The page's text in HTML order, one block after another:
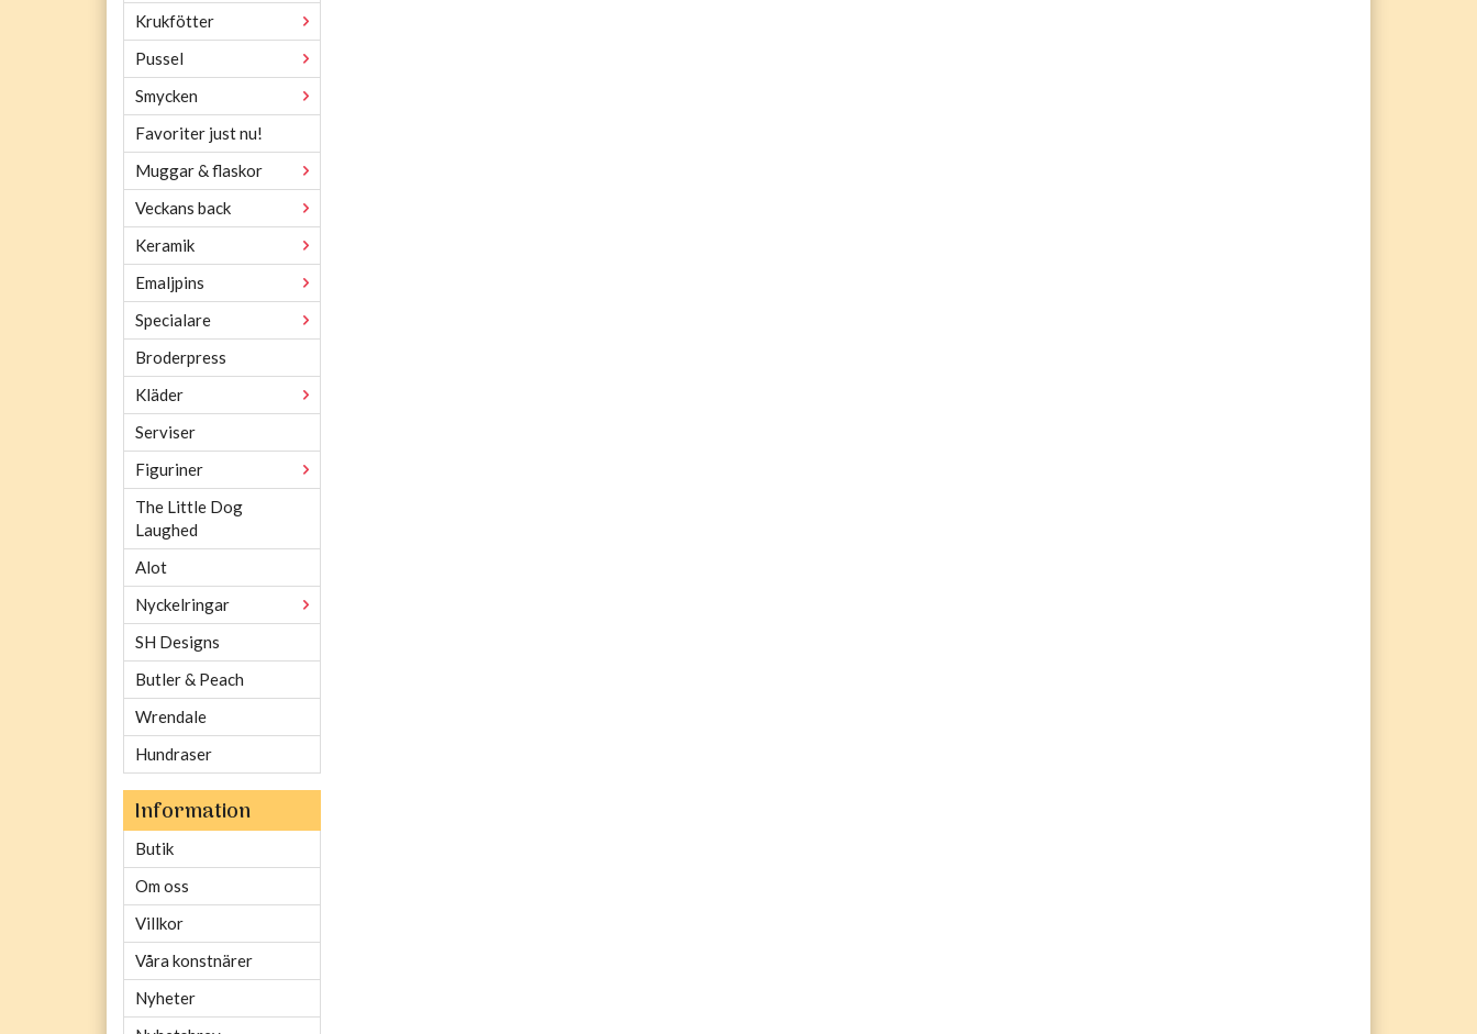
Krukfötter
Pussel
Smycken
Favoriter just nu!
Muggar & flaskor
Veckans back
Keramik
Emaljpins
Specialare
Broderpress
Kläder
Serviser
Figuriner
The Little Dog
Laughed
Alot
Nyckelringar
SH Designs
Butler & Peach
Wrendale
Hundraser
Information
Butik
Om oss
Villkor
Våra konstnärer
Nyheter